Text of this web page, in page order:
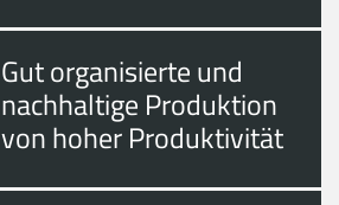
Gut organisierte und
nachhaltige Produktion
von hoher Produktivität